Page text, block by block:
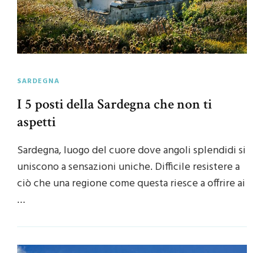
SARDEGNA
I 5 posti della Sardegna che non ti
aspetti
Sardegna, luogo del cuore dove angoli splendidi si
uniscono a sensazioni uniche. Difficile resistere a
ciò che una regione come questa riesce a offrire ai
…